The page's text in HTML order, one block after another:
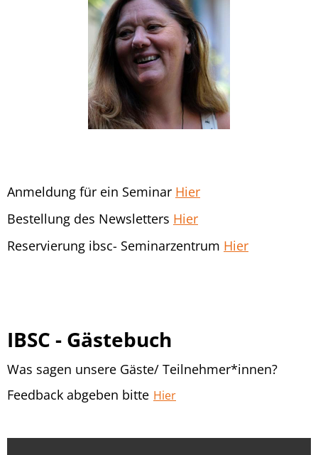
Anmeldung für ein Seminar Hier
Bestellung des Newsletters Hier
Reservierung ibsc- Seminarzentrum Hier
IBSC - Gästebuch
Was sagen unsere Gäste/ Teilnehmer*innen?
Feedback abgeben bitte Hier